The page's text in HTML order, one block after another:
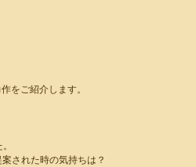
をご紹介します。
された時の気持ちは？